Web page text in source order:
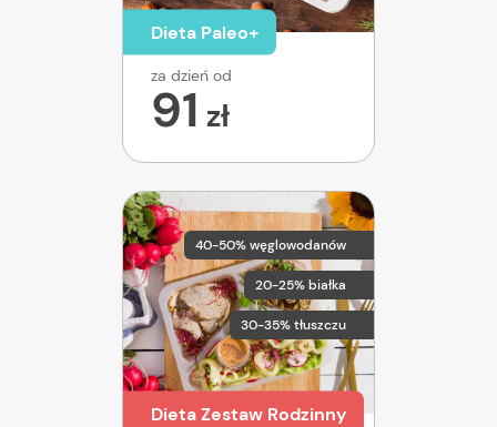
Dieta Paleo+
za dzień od
91 zł
40-50% węglowodanów
20-25% białka
30-35% tłuszczu
Dieta Zestaw Rodzinny